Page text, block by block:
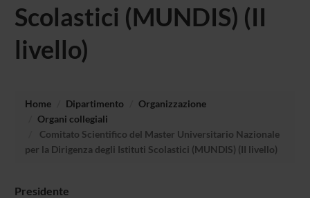
Scolastici (MUNDIS) (II
livello)
Home Dipartimento
Organizzazione
Organi collegiali
Comitato Scientifico del Master Universitario Nazionale
per la Dirigenza degli Istituti Scolastici (MUNDIS) (II livello)
Presidente